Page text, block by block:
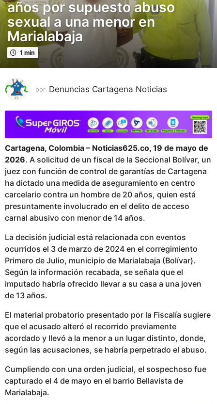
s
e
s
p
u
b
l
o
3
m
e
s
e
s
p
u
b
l
i
c
a
o
años por supuesto abuso
sexual a una menor en
Marialabaja
1 min
por Denuncias Cartagena Noticias
Cartagena, Colombia – Noticias625.co, 19 de mayo de
2026. A solicitud de un fiscal de la Seccional Bolívar, un
juez con función de control de garantías de Cartagena
ha dictado una medida de aseguramiento en centro
carcelario contra un hombre de 20 años, quien está
presuntamente involucrado en el delito de acceso
carnal abusivo con menor de 14 años.
La decisión judicial está relacionada con eventos
ocurridos el 3 de marzo de 2024 en el corregimiento
Primero de Julio, municipio de Marialabaja (Bolívar).
Según la información recabada, se señala que el
imputado habría ofrecido llevar a su casa a una joven
de 13 años.
El material probatorio presentado por la Fiscalía sugiere
que el acusado alteró el recorrido previamente
acordado y llevó a la menor a un lugar distinto, donde,
según las acusaciones, se habría perpetrado el abuso.
Cumpliendo con una orden judicial, el sospechoso fue
capturado el 4 de mayo en el barrio Bellavista de
Marialabaja.